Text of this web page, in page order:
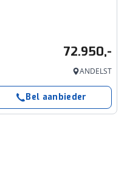
72.950,-
ANDELST
Bel aanbieder